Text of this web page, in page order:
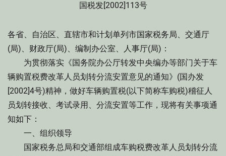
国税发[2002]113号
各省、自治区、直辖市和计划单列市国家税务局、交通厅
(局)、财政厅(局)、编制办公室、人事厅(局)：
为贯彻落实《国务院办公厅转发中央编办等部门关于车
辆购置税费改革人员划转分流安置意见的通知》(国办发
[2002]4号)精神，做好车辆购置税(以下简称车购税)稽征人
员划转接收、考试录用、分流安置等工作，现将有关事项通
知如下：
一、组织领导
国家税务总局和交通部组成车购税费改革人员划转分流